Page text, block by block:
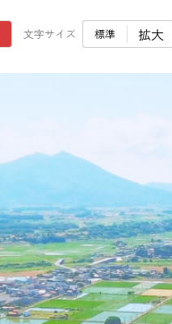
文字サイズ 標準 拡大